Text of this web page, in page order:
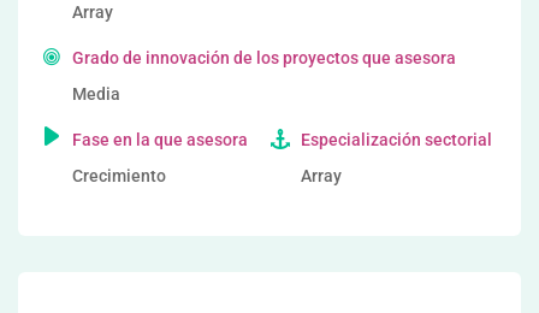
Array
Grado de innovación de los proyectos que asesora
Media
Fase en la que asesora
Crecimiento
Especialización sectorial
Array